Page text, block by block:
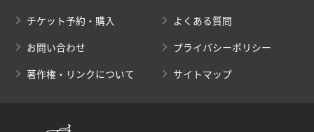
チケット予約・購入
よくある質問
お問い合わせ
プライバシーポリシー
著作権・リンクについて
サイトマップ